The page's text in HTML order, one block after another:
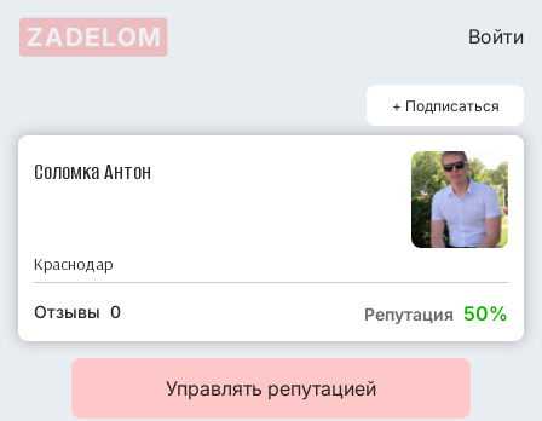
ZADELOM Войти
+ Подписаться
Соломка Антон
Краснодар
Репутация 50%
Отзывы 0
Управлять репутацией